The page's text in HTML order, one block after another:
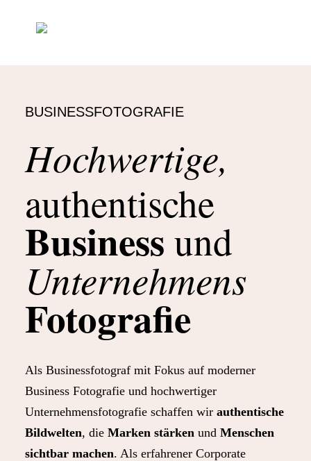
BUSINESSFOTOGRAFIE
Hochwertige,
authentische
Business und
Unternehmens
Fotografie
Als Businessfotograf mit Fokus auf moderner
Business Fotografie und hochwertiger
Unternehmensfotografie schaffen wir authentische
Bildwelten, die Marken stärkenund Menschen
sichtbar machen. Als erfahrener Corporate